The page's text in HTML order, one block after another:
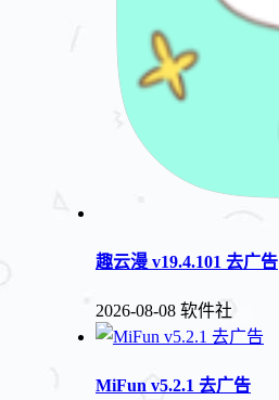
趣云漫 v19.4.101 去广告
2026-08-08 软件社
MiFun v5.2.1 去广告